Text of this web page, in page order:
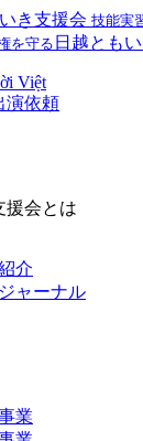
技能実
を守る 日越とも
Việt
演依頼
援会とは
介
ャーナル
業